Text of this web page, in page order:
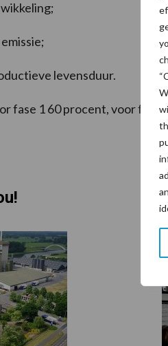
levensduur.
fase 1 60 procent, voor fase